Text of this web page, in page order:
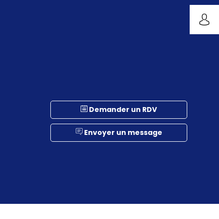
Demander un RDV
Envoyer un message